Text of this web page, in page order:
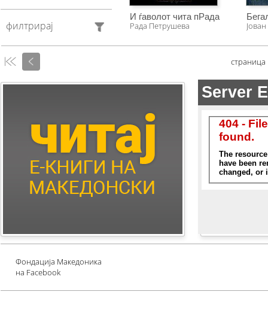
Манускрипт
Антологија
Колумни
Children's Literature
Млади автори
Е-книги за едукација
против зависности и
филтрирај
И ѓаволот чита пРада
Рада Петрушева
страница
Фондација Македоника
на Facebook